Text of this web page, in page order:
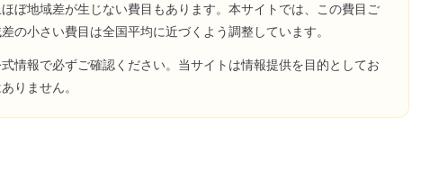
ぼ地域差が生じない費目もあります。本サイトでは、この費目ご
の小さい費目は全国平均に近づくよう調整しています。
情報で必ずご確認ください。当サイトは情報提供を目的としてお
りません。